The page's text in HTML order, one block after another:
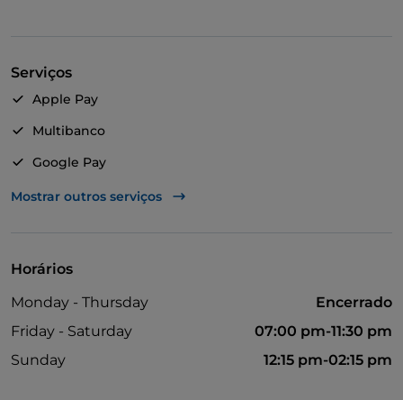
Serviços
Apple Pay
Multibanco
Google Pay
Mastercard
Animais permitidos
Mostrar outros serviços
Horários
Monday - Thursday
Encerrado
Friday - Saturday
07:00 pm-11:30 pm
Sunday
12:15 pm-02:15 pm